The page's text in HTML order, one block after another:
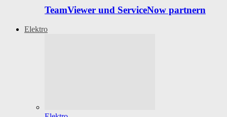
TeamViewer und ServiceNow partnern
Elektro